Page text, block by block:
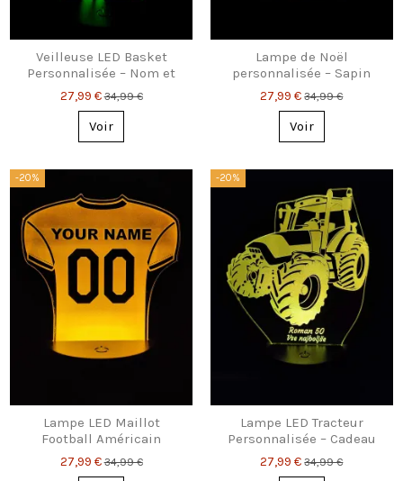
Veilleuse LED Basket
Personnalisée – Nom et
Numéro Gravés
27,99 €34,99 €
Voir
Lampe de Noël
personnalisée – Sapin
lumineux avec prénoms
27,99 €34,99 €
Voir
-20%
Lampe LED Maillot
Football Américain
Personnalisée
27,99 €34,99 €
-20%
Lampe LED Tracteur
Personnalisée – Cadeau
Unique à Graver
27,99 €34,99 €